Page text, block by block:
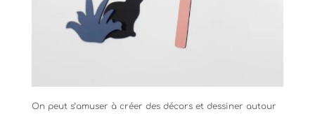
On peut s’amuser à créer des décors et dessiner autour